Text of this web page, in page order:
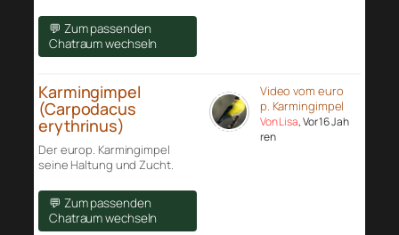
💬 Zum passenden
Chatraum wechseln
Karmingimpel
(Carpodacus
erythrinus)
Der europ. Karmingimpel
seine Haltung und Zucht.
💬 Zum passenden
Chatraum wechseln
Video vom euro
p. Karmingimpel
Von Lisa, Vor 16 Jah
ren